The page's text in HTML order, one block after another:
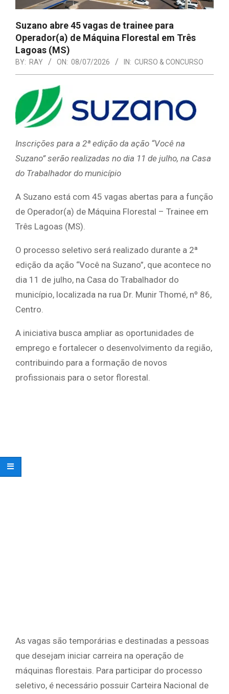
Suzano abre 45 vagas de trainee para
Operador(a) de Máquina Florestal em Três
Lagoas (MS)
BY: RAY ON: 08/07/2026 IN: CURSO & CONCURSO
Inscrições para a 2ª edição da ação “Você na
Suzano” serão realizadas no dia 11 de julho, na Casa
do Trabalhador do município
A Suzano está com 45 vagas abertas para a função
de Operador(a) de Máquina Florestal – Trainee em
Três Lagoas (MS).
O processo seletivo será realizado durante a 2ª
edição da ação “Você na Suzano”, que acontece no
dia 11 de julho, na Casa do Trabalhador do
município, localizada na rua Dr. Munir Thomé, nº 86,
Centro.
A iniciativa busca ampliar as oportunidades de
emprego e fortalecer o desenvolvimento da região,
contribuindo para a formação de novos
profissionais para o setor florestal.
As vagas são temporárias e destinadas a pessoas
que desejam iniciar carreira na operação de
máquinas florestais. Para participar do processo
seletivo, é necessário possuir Carteira Nacional de